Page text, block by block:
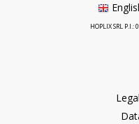
HOPLIX SRL